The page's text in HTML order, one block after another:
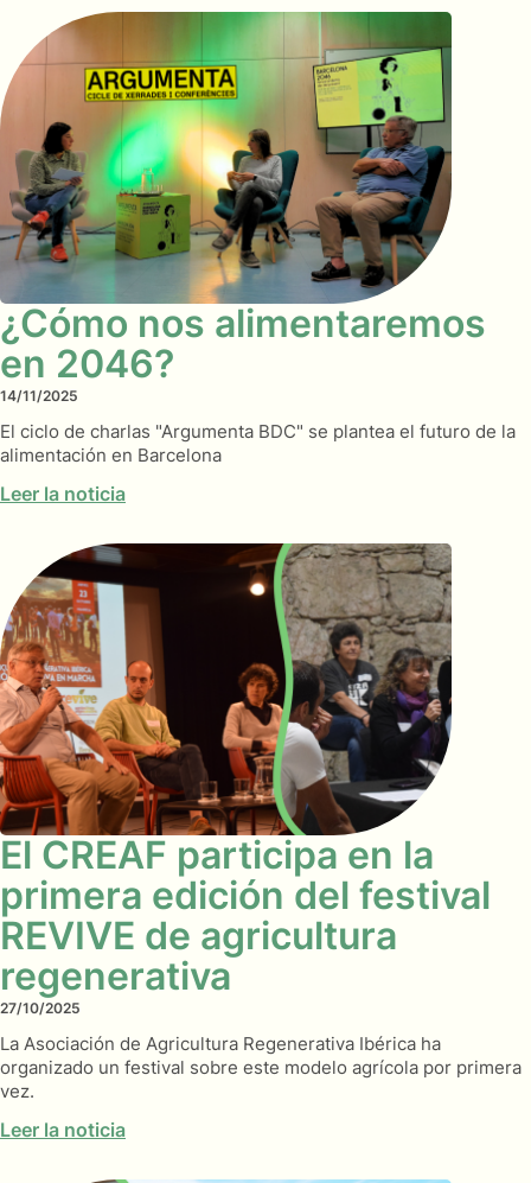
¿Cómo nos alimentaremos
en 2046?
14/11/2025
El ciclo de charlas "Argumenta BDC" se plantea el futuro de la
alimentación en Barcelona
Leer la noticia
El CREAF participa en la
primera edición del festival
REVIVE de agricultura
regenerativa
27/10/2025
La Asociación de Agricultura Regenerativa Ibérica ha
organizado un festival sobre este modelo agrícola por primera
vez.
Leer la noticia